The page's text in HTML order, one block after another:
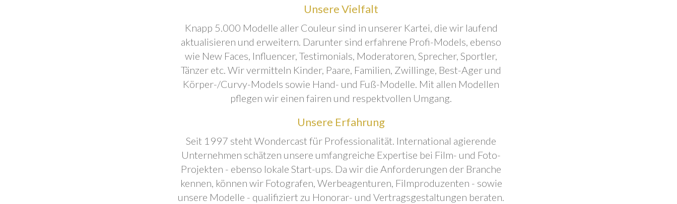
Unsere Vielfalt
Knapp 5.000 Modelle aller Couleur sind in unserer Kartei, die wir laufend
aktualisieren und erweitern. Darunter sind erfahrene Profi-Models, ebenso
wie New Faces, Influencer, Testimonials, Moderatoren, Sprecher, Sportler,
Tänzer etc. Wir vermitteln Kinder, Paare, Familien, Zwillinge, Best-Ager und
Körper-/Curvy-Models sowie Hand- und Fuß-Modelle. Mit allen Modellen
pflegen wir einen fairen und respektvollen Umgang.
Unsere Erfahrung
Seit 1997 steht Wondercast für Professionalität. International agierende
Unternehmen schätzen unsere umfangreiche Expertise bei Film- und Foto-
Projekten - ebenso lokale Start-ups. Da wir die Anforderungen der Branche
kennen, können wir Fotografen, Werbeagenturen, Filmproduzenten - sowie
unsere Modelle - qualifiziert zu Honorar- und Vertragsgestaltungen beraten.